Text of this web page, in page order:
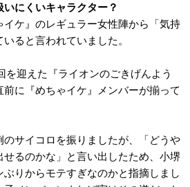
にくいキャラクター？
ケ』のレギュラー女性陣から「気持
ると言われていました。
迎えた『ライオンのごきげんよう
前に『めちゃイケ』メンバーが揃って
サイコロを振りましたが、「どうや
せるのかな」と言い出したため、小堺
りからモテすぎなのかと指摘しまし